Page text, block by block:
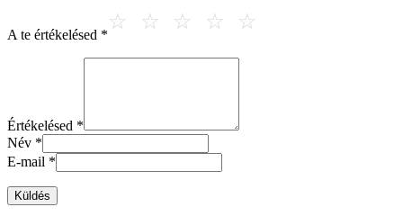
A te értékelésed *
Értékelésed *
Név *
E-mail *
Küldés